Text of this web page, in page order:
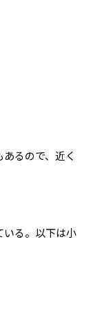
るので、近く
いる。以下は小